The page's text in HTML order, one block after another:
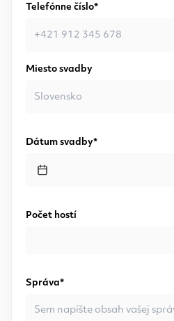
Telefónne číslo*
Miesto svadby
Dátum svadby*
Počet hostí
Správa*